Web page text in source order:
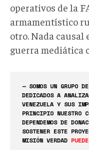
operativos de la
armamentístico
otro. Nada
guerra mediática
— SOMOS UN GRUPO
DEDICADOS A
VENEZUELA Y SUS
PRINCIPIO NUESTRO
DEPENDEMOS DE
SOSTENER ESTE
MISIÓN VERDAD